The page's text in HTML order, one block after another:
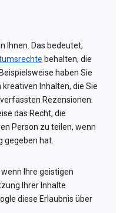
Ihnen. Das bedeutet,
behalten, die
haben Sie
Inhalten, die Sie
Rezensionen.
das Recht, die
Person zu teilen, wenn
gegeben hat.
Ihre geistigen
Ihrer Inhalte
diese Erlaubnis über